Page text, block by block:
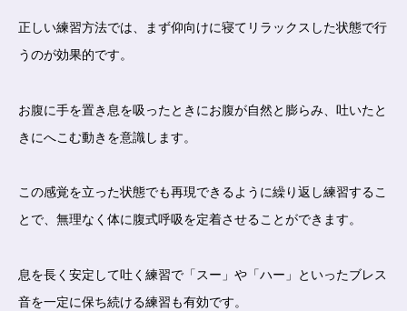
正しい練習方法では、まず仰向けに寝てリラックスした状態で行
うのが効果的です。
お腹に手を置き息を吸ったときにお腹が自然と膨らみ、吐いたと
きにへこむ動きを意識します。
この感覚を立った状態でも再現できるように繰り返し練習するこ
とで、無理なく体に腹式呼吸を定着させることができます。
息を長く安定して吐く練習で「スー」や「ハー」といったブレス
音を一定に保ち続ける練習も有効です。